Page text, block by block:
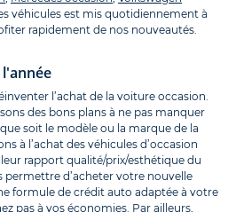
véhicules est mis quotidiennement à
rapidement de nos nouveautés.
l’achat de la voiture occasion.
des bons plans à ne pas manquer
soit le modèle ou la marque de la
à l’achat des véhicules d’occasion
rapport qualité/prix/esthétique du
permettre d’acheter votre nouvelle
formule de crédit auto adaptée à votre
pas à vos économies. Par ailleurs,